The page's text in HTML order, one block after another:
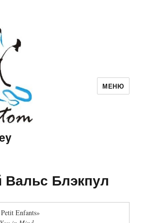
МЕНЮ
Вальс Блэкпул
Enfants»